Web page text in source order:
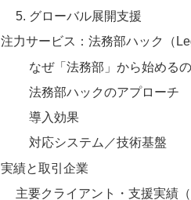
5. グローバル展開支援
注力サービス：法務部ハック（
なぜ「法務部」から始める
法務部ハックのアプローチ
導入効果
対応システム／技術基盤
実績と取引企業
主要クライアント・支援実績（